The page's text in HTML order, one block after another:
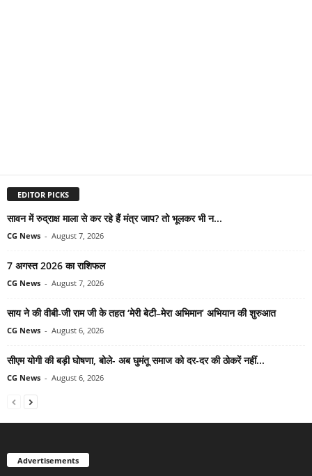
EDITOR PICKS
सावन में रुद्राक्ष माला से कर रहे हैं मंत्र जाप? तो भूलकर भी न...
CG News - August 7, 2026
7 अगस्त 2026 का राशिफल
CG News - August 7, 2026
साय ने की वीबी-जी राम जी के तहत ‘मेरी बेटी–मेरा अभिमान’ अभियान की शुरुआत
CG News - August 6, 2026
सीएम योगी की बड़ी घोषणा, बोले- अब घुमंतू समाज को दर-दर की ठोकरें नहीं...
CG News - August 6, 2026
Advertisements